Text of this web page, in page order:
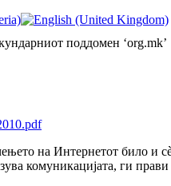
поддомен ‘org.mk’
на Интернетот било и
комуникацијата, ги